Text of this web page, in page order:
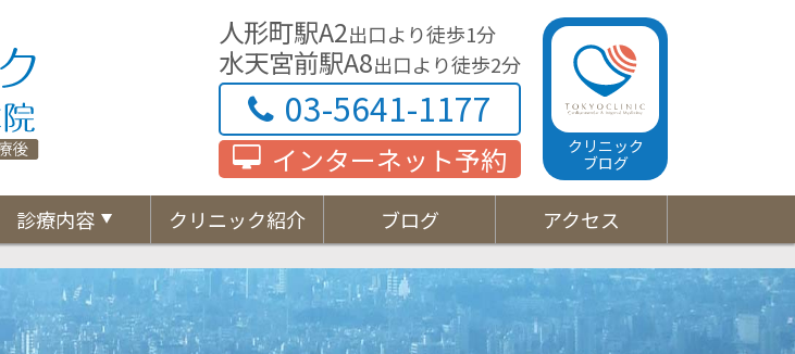
東京心臓血管・内科クリニック
人形町駅A2出口より徒歩1分
水天宮前駅A8出口より徒歩2分
03-5641-1177
インターネット予約
クリニック
ブログ
診療内容 クリニック紹介 ブログ アクセス